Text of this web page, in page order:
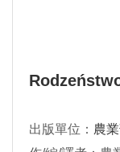
出版單位： 農